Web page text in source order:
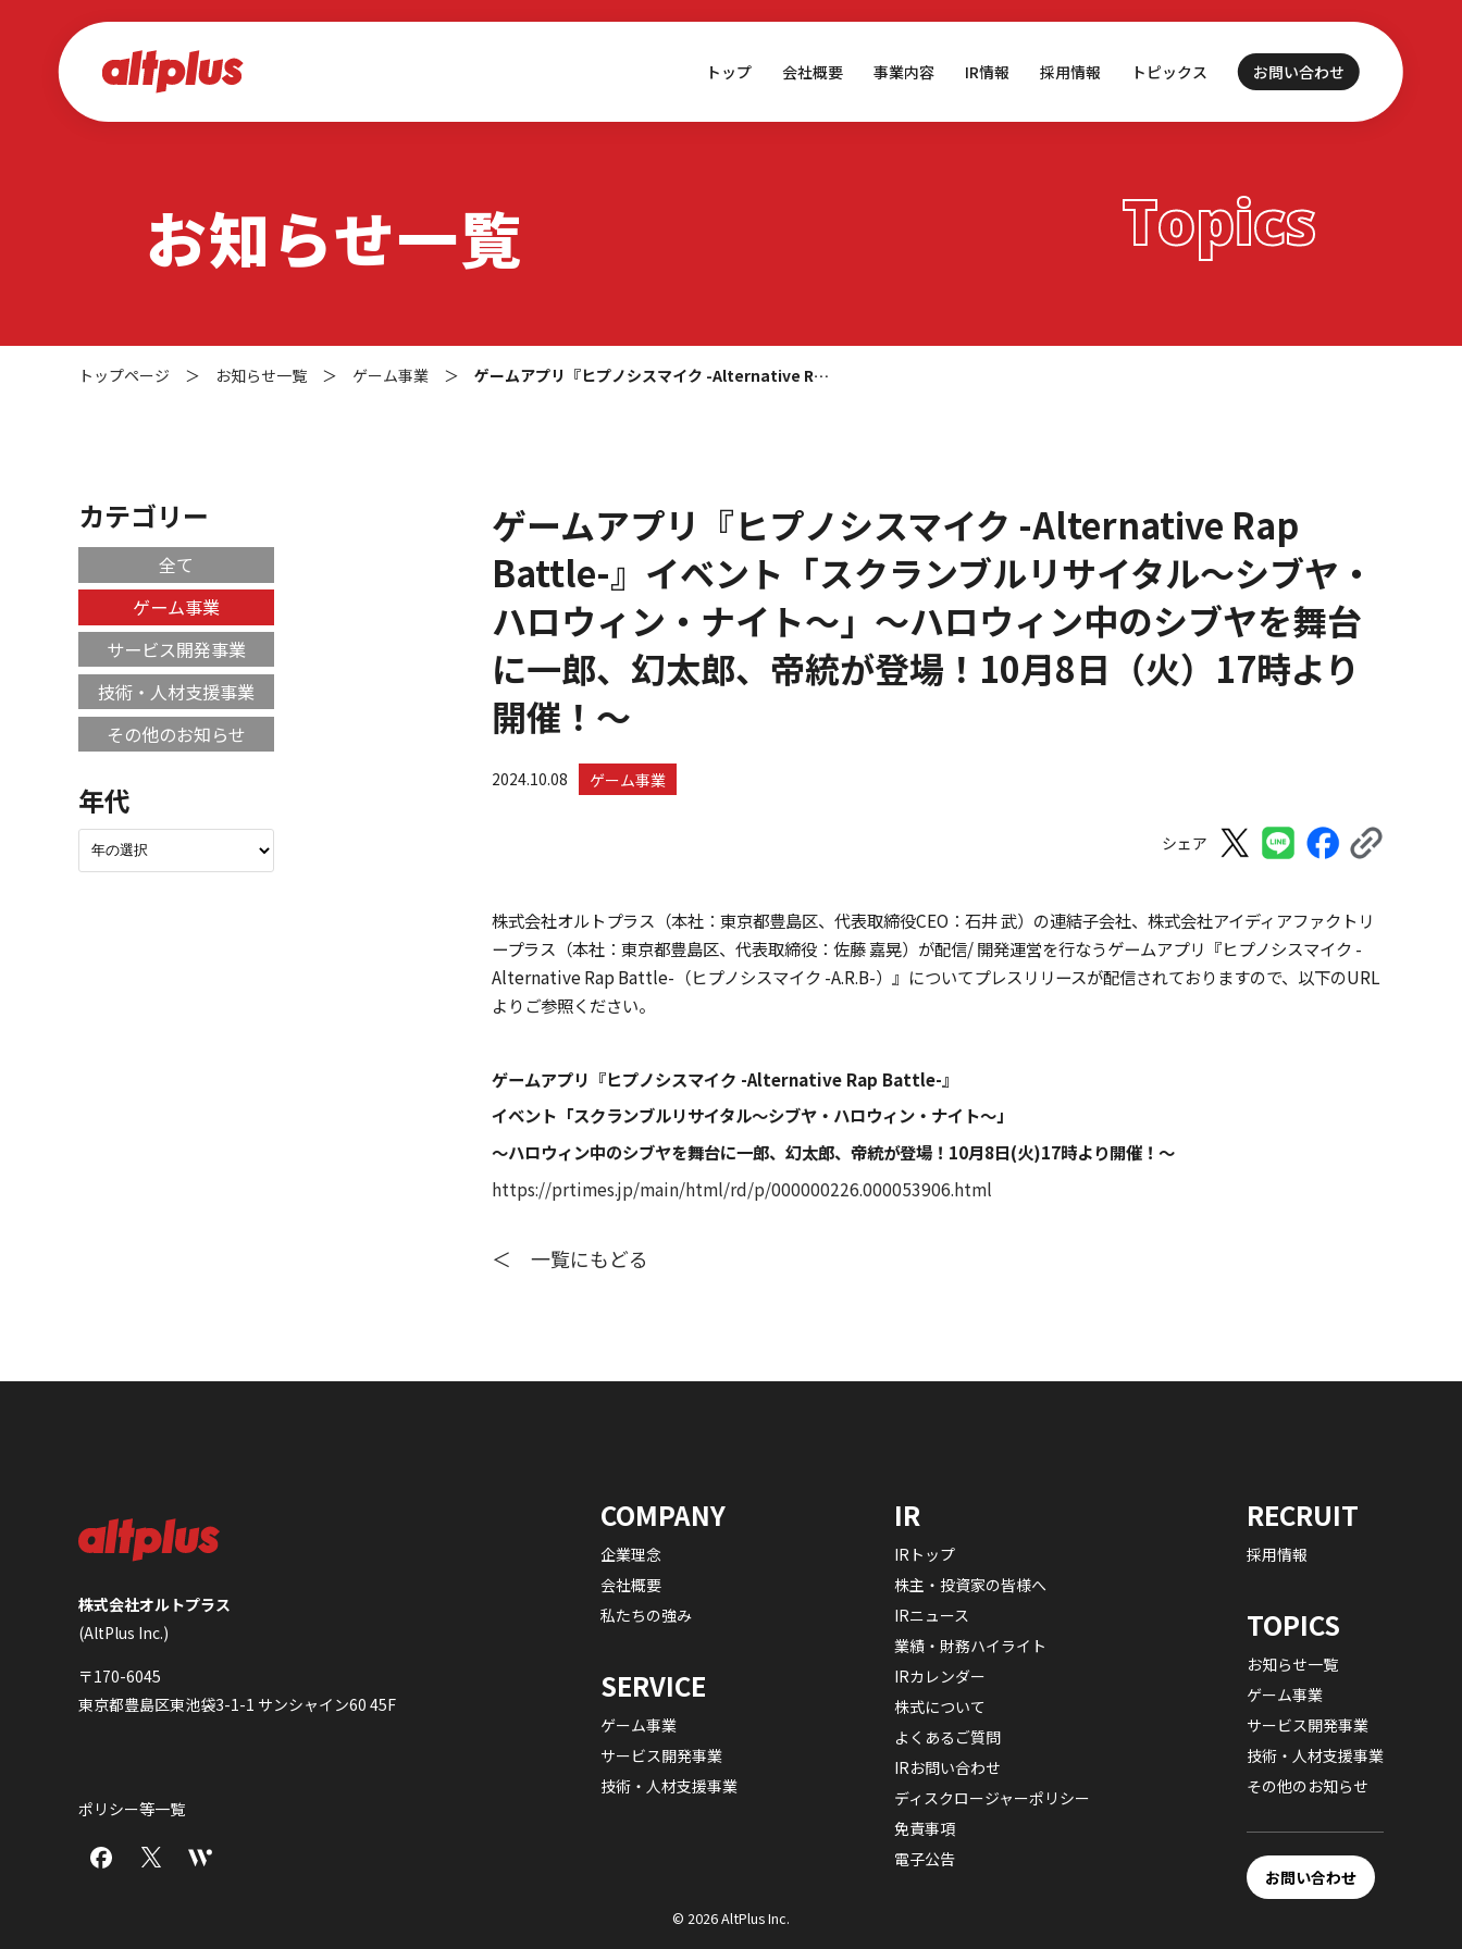
トップ 会社概要 事業内容 IR情報 採用情報 トピックス お問い合わせ
お知らせ一覧 Topics
トップページ ＞ お知らせ一覧 ＞ ゲーム事業 ＞ ゲームアプリ『ヒプノシスマイク -Alternative R…
ゲームアプリ『ヒプノシスマイク -Alternative Rap
Battle-』イベント「スクランブルリサイタル～シブヤ・
ハロウィン・ナイト～」～ハロウィン中のシブヤを舞台
に一郎、幻太郎、帝統が登場！10月8日（火）17時より
開催！～
2024.10.08 ゲーム事業
シェア
株式会社オルトプラス（本社：東京都豊島区、代表取締役CEO：石井 武）の連結子会社、株式会社アイディアファクトリ
ープラス（本社：東京都豊島区、代表取締役：佐藤 嘉晃）が配信/ 開発運営を行なうゲームアプリ『ヒプノシスマイク -
Alternative Rap Battle-（ヒプノシスマイク -A.R.B-）』についてプレスリリースが配信されておりますので、以下のURL
よりご参照ください。
ゲームアプリ『ヒプノシスマイク -Alternative Rap Battle-』
イベント「スクランブルリサイタル～シブヤ・ハロウィン・ナイト～」
～ハロウィン中のシブヤを舞台に一郎、幻太郎、帝統が登場！10月8日(火)17時より開催！～
https://prtimes.jp/main/html/rd/p/000000226.000053906.html
＜ 一覧にもどる
カテゴリー
全て
ゲーム事業
サービス開発事業
技術・人材支援事業
その他のお知らせ
年代
株式会社オルトプラス
(AltPlus Inc.)
〒170-6045
東京都豊島区東池袋3-1-1 サンシャイン60 45F
ポリシー等一覧
COMPANY
企業理念
会社概要
私たちの強み
SERVICE
ゲーム事業
サービス開発事業
技術・人材支援事業
IR
IRトップ
株主・投資家の皆様へ
IRニュース
業績・財務ハイライト
IRカレンダー
株式について
よくあるご質問
IRお問い合わせ
ディスクロージャーポリシー
免責事項
電子公告
RECRUIT
採用情報
TOPICS
お知らせ一覧
ゲーム事業
サービス開発事業
技術・人材支援事業
その他のお知らせ
お問い合わせ
© 2026 AltPlus Inc.